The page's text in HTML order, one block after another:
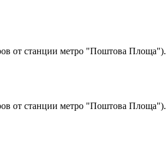
от станции метро "Поштова Площа").
от станции метро "Поштова Площа").